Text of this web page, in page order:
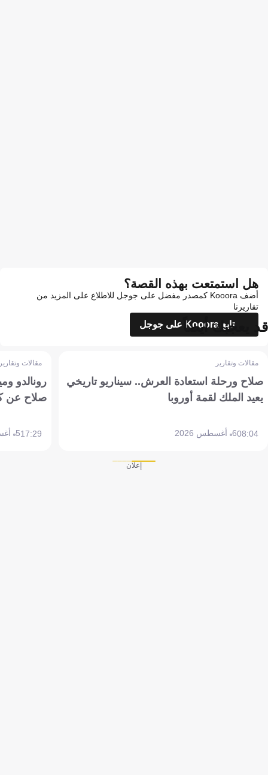
هل استمتعت بهذه القصة؟
أضف Kooora كمصدر مفضل على جوجل للاطلاع على المزيد من
تقاريرنا
تابع Kooora على جوجل
قد يعجبك أيضاً
مقالات وتقارير
صلاح ورحلة استعادة العرش.. سيناريو تاريخي
يعيد الملك لقمة أوروبا
08:046 أغسطس 2026
مقالات
رونالدو
صلاح عن
17:295 أغسطس 2026
إعلان